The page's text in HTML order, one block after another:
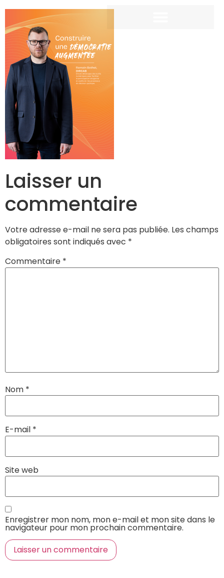
Laisser un
commentaire
Votre adresse e-mail ne sera pas publiée. Les champs
obligatoires sont indiqués avec *
Commentaire *
Nom *
E-mail *
Site web
Enregistrer mon nom, mon e-mail et mon site dans le
navigateur pour mon prochain commentaire.